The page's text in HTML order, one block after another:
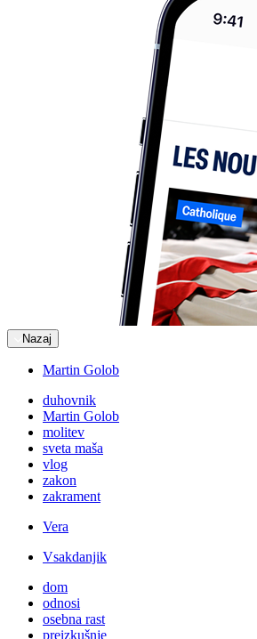
Nazaj
Martin Golob
duhovnik
Martin Golob
molitev
sveta maša
vlog
zakon
zakrament
Vera
Vsakdanjik
dom
odnosi
osebna rast
preizkušnje